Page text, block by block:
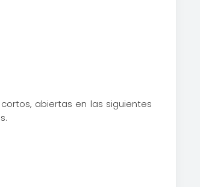
abiertas en las siguientes